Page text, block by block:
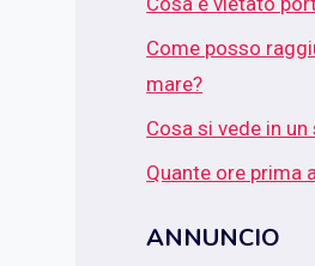
Come posso
mare?
Cosa si vede in
Quante ore prima
ANNUNCIO